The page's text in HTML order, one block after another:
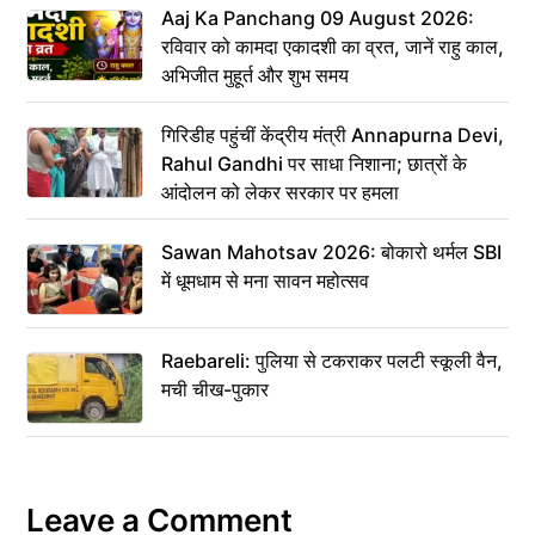
Aaj Ka Panchang 09 August 2026:
रविवार को कामदा एकादशी का व्रत, जानें राहु काल,
अभिजीत मुहूर्त और शुभ समय
गिरिडीह पहुंचीं केंद्रीय मंत्री Annapurna Devi,
Rahul Gandhi पर साधा निशाना; छात्रों के
आंदोलन को लेकर सरकार पर हमला
Sawan Mahotsav 2026: बोकारो थर्मल SBI
में धूमधाम से मना सावन महोत्सव
Raebareli: पुलिया से टकराकर पलटी स्कूली वैन,
मची चीख-पुकार
Leave a Comment